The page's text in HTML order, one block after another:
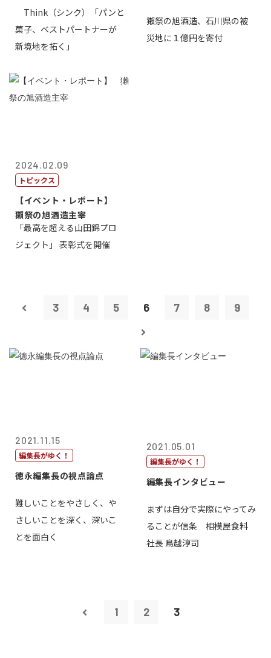
Think（シンク）「パンと
菓子、ベストパートナーが
新境地を拓く」
獺祭の旭酒造、石川県の被
災地に１億円を寄付
2024.02.09
トピックス
【イベント・レポート】
獺祭の旭酒造主宰
「最高を超える山田錦プロ
ジェクト」 表彰式を開催
3 4 5 6 7 8 9
2021.11.15
編集長がゆく！
徳永編集長の視点論点
難しいことをやさしく、や
さしいことを深く、深いこ
とを面白く
2021.05.01
編集長がゆく！
編集長インタビュー
まずは自分で実際にやってみ
ることが信条 相模屋食料
社長 鳥越淳司
1 2 3